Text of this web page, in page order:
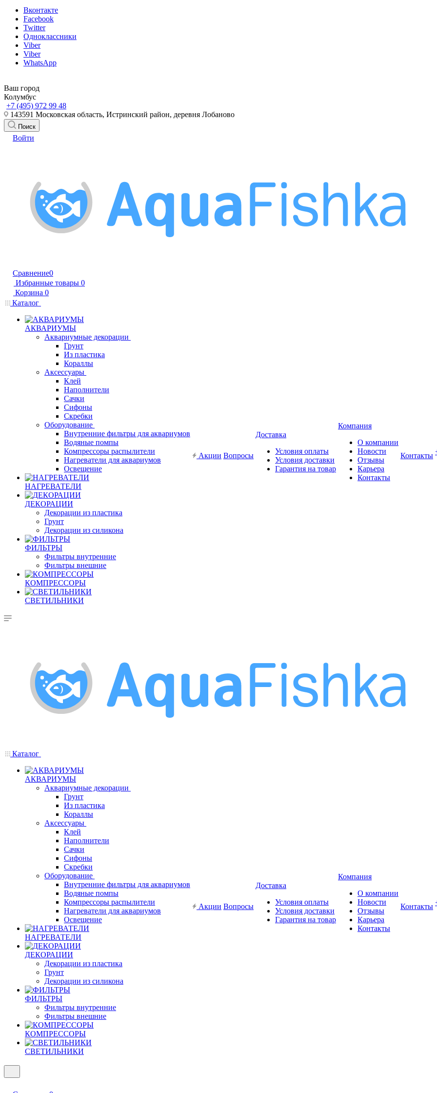
Вконтакте
Facebook
Twitter
Одноклассники
Viber
Viber
WhatsApp
Ваш город
Колумбус
+7 (495) 972 99 48
143591 Московская область, Истринский район, деревня Лобаново
Поиск
Войти
Сравнение0
Избранные товары 0
Корзина 0
Каталог
АКВАРИУМЫ
Аквариумные декорации
Грунт
Из пластика
Кораллы
Аксессуары
Клей
Наполнители
Сачки
Сифоны
Скребки
Оборудование
Внутренние фильтры для аквариумов
Водяные помпы
Компрессоры распылители
Нагреватели для аквариумов
Освещение
НАГРЕВАТЕЛИ
ДЕКОРАЦИИ
Декорации из пластика
Грунт
Декорации из силикона
ФИЛЬТРЫ
Фильтры внутренние
Фильтры внешние
КОМПРЕССОРЫ
СВЕТИЛЬНИКИ
Акции Вопросы
Доставка
Условия оплаты
Условия доставки
Гарантия на товар
Компания
О компании
Новости
Отзывы
Карьера
Контакты
Контакты
Каталог
АКВАРИУМЫ
Аквариумные декорации
Грунт
Из пластика
Кораллы
Аксессуары
Клей
Наполнители
Сачки
Сифоны
Скребки
Оборудование
Внутренние фильтры для аквариумов
Водяные помпы
Компрессоры распылители
Нагреватели для аквариумов
Освещение
НАГРЕВАТЕЛИ
ДЕКОРАЦИИ
Декорации из пластика
Грунт
Декорации из силикона
ФИЛЬТРЫ
Фильтры внутренние
Фильтры внешние
КОМПРЕССОРЫ
СВЕТИЛЬНИКИ
Акции Вопросы
Доставка
Условия оплаты
Условия доставки
Гарантия на товар
Компания
О компании
Новости
Отзывы
Карьера
Контакты
Контакты